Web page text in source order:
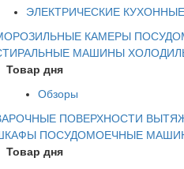
ЭЛЕКТРИЧЕСКИЕ
КАМЕРЫ
МАШИНЫ
Товар дня
Обзоры
ПОВЕРХНОСТИ
ПОСУДОМОЕЧНЫЕ
Товар дня